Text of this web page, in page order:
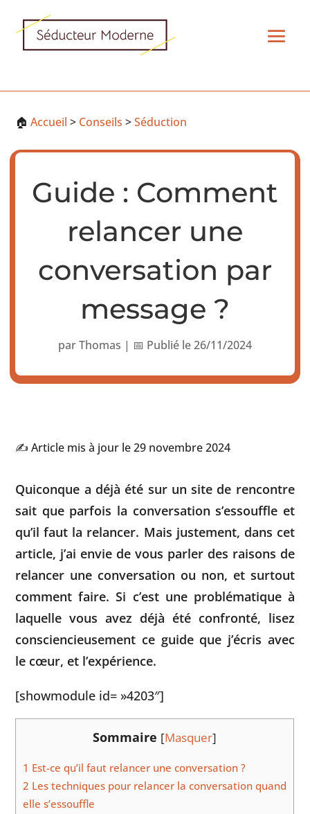
🏠Accueil > Conseils >Séduction
Guide : Comment
relancer une
conversation par
message ?
parThomas | 📅 Publié le 26/11/2024
✍️ Article mis à jour le 29 novembre 2024
Quiconque a déjà été sur un site de rencontre
sait que parfois la conversation s’essouffle et
qu’il faut la relancer. Mais justement, dans cet
article, j’ai envie de vous parler des raisons de
relancer une conversation ou non, et surtout
comment faire. Si c’est une problématique à
laquelle vous avez déjà été confronté, lisez
consciencieusement ce guide que j’écris avec
le cœur, et l’expérience.
[showmodule id= »4203″]
Sommaire [Masquer]
1 Est-ce qu’il faut relancer une conversation ?
2 Les techniques pour relancer la conversation quand
elle s’essouffle